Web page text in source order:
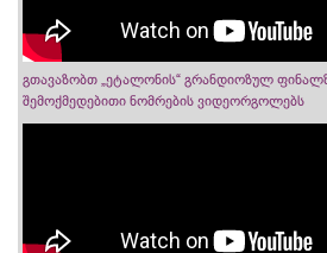
გთავაზობთ „ეტალონის“ გრანდიოზულ
შემოქმედებითი ნომრების ვიდეორგოლებს